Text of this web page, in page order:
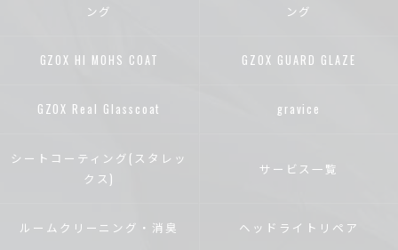
ング
ング
GZOX HI MOHS COAT GZOX GUARD GLAZE
GZOX Real Glasscoat gravice
シートコーティング(スタレッ
クス)
サービス一覧
ルームクリーニング・消臭 ヘッドライトリペア